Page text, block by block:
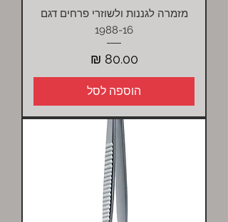
מזמרה לגננות ולשוזרי פרחים דגם
1988-16
מחיר
הוספה לסל